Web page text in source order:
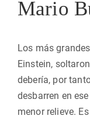
Mario
Los más
Einstein,
debería, por
desbarren en
menor relieve.